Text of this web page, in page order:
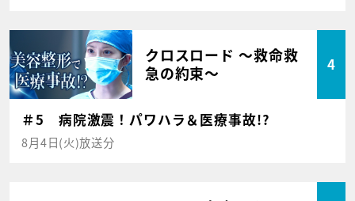
クロスロード ～救命救
急の約束～
4
＃5 病院激震！パワハラ＆医療事故!?
8月4日(火)放送分